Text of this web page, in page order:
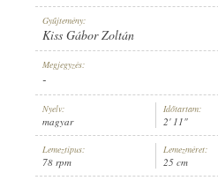
LEMEZSZÁM:
Gyűjtemény:
Kiss Gábor Zoltán
Megjegyzés:
-
Nyelv:
magyar
Időtartam:
2' 11"
Lemeztípus:
78 rpm
Lemezméret:
25 cm